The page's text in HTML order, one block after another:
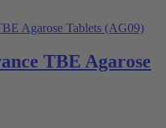
TBE Agarose